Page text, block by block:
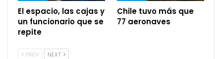
El espacio, las cajas y
un funcionario que se
repite
Chile tuvo más que
77 aeronaves
PREV NEXT